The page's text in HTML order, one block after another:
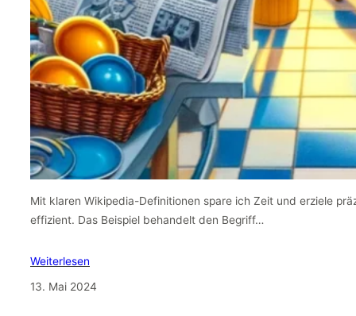
Mit klaren Wikipedia-Definitionen spare ich Zeit und erziele
effizient. Das Beispiel behandelt den Begriff…
Weiterlesen
13. Mai 2024